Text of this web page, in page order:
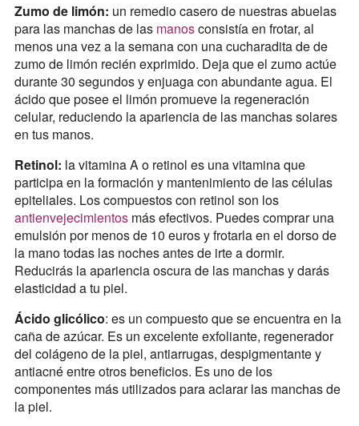
Zumo de limón: un remedio casero de nuestras abuelas
para las manchas de las manosconsistía en frotar, al
menos una vez a la semana con una cucharadita de de
zumo de limón recién exprimido. Deja que el zumo actúe
durante 30 segundos y enjuaga con abundante agua. El
ácido que posee el limón promueve la regeneración
celular, reduciendo la apariencia de las manchas solares
en tus manos.
Retinol: la vitamina A o retinol es una vitamina que
participa en la formación y mantenimiento de las células
epiteliales. Los compuestos con retinol son los
antienvejecimientos más efectivos. Puedes comprar una
emulsión por menos de 10 euros y frotarla en el dorso de
la mano todas las noches antes de irte a dormir.
Reducirás la apariencia oscura de las manchas y darás
elasticidad a tu piel.
Ácido glicólico: es un compuesto que se encuentra en la
caña de azúcar. Es un excelente exfoliante, regenerador
del colágeno de la piel, antiarrugas, despigmentante y
antiacné entre otros beneficios. Es uno de los
componentes más utilizados para aclarar las manchas de
la piel.